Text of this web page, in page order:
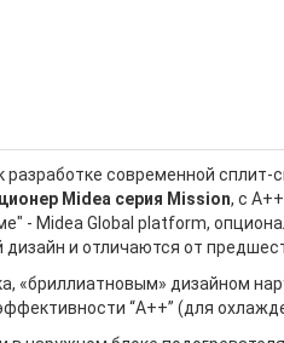
разработке современной
Midea серия Mission, с
- Midea Global platform,
и отличаются от
«бриллиатновым» дизайном
“A++” (для